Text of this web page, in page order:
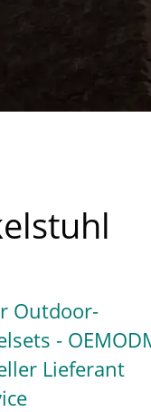
Outdoor-
-
Lieferant